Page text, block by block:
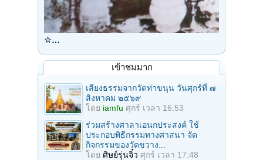
☆…
เข้าชมมาก
เสียงธรรมจากวัดท่าขนุน วันศุกร์ที่ ๗
สิงหาคม ๒๕๖๙
โดย iamfu ศุกร์ เวลา 16:53
ร่วมสร้างศาลาเอนกประสงค์ ใช้
ประกอบพิธีกรรมทางศาสนา จัด
กิจกรรมของวัดขวาง...
โดย ศิษย์รุ่นจิ๋ว ศุกร์ เวลา 17:48